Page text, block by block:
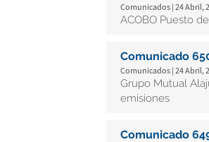
Comunicados | 24 Abril,
ACOBO Puesto
Comunicado
Comunicados | 24 Abril,
Grupo Mutual
emisiones
Comunicado